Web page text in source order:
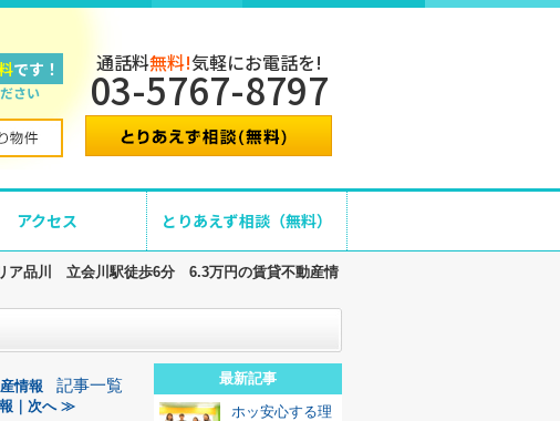
です！
さい
通話料無料!気軽にお電話を!
03-5767-8797
アクセス とりあえず相談（無料）
ア品川 立会川駅徒歩6分 6.3万円の賃貸不動産情
情報 記事一覧
｜次へ ≫
最新記事
ホッ安心する理